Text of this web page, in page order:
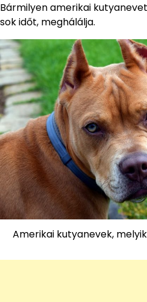
Bármilyen amerikai
sok időt, meghálálja.
Amerikai kutyanevek,